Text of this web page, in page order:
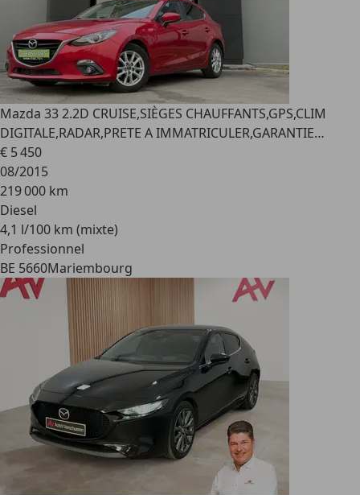
Mazda 33 2.2D CRUISE,SIÈGES CHAUFFANTS,GPS,CLIM
DIGITALE,RADAR,PRETE A IMMATRICULER,GARANTIE…
€ 5 450
08/2015
219 000 km
Diesel
4,1 l/100 km (mixte)
Professionnel
BE 5660Mariembourg